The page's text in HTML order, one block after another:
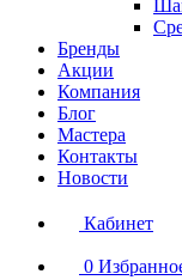
Бренды
Акции
Компания
Блог
Мастера
Контакты
Новости
Кабинет
0